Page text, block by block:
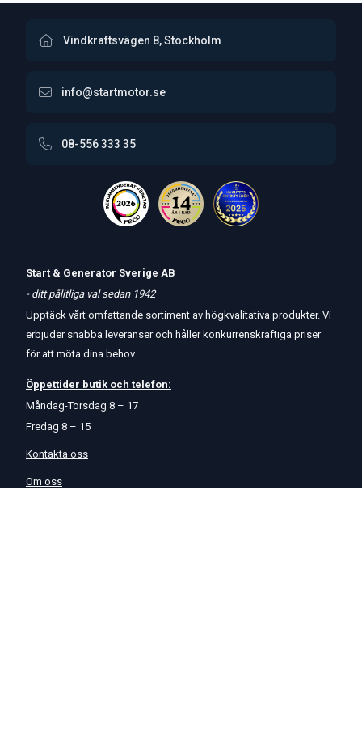
Vindkraftsvägen 8, Stockholm
info@startmotor.se
08-556 333 35
Start & Generator Sverige AB
- ditt pålitliga val sedan 1942
Upptäck vårt omfattande sortiment av högkvalitativa produkter. Vi
erbjuder snabba leveranser och håller konkurrenskraftiga priser
för att möta dina behov.
Öppettider butik och telefon:
Måndag-Torsdag 8 – 17
Fredag 8 – 15
Kontakta oss
Om oss